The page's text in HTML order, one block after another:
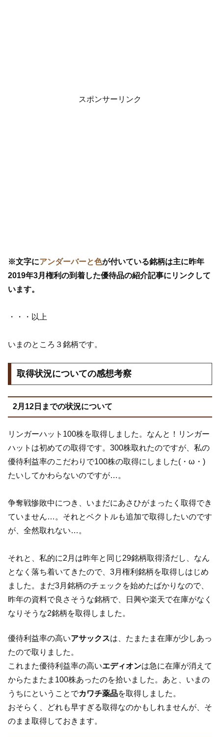
スポンサーリンク
※文字にアンダーバーと色が付いている銘柄は主に昨年
2019年3月権利の到着した優待品の紹介記事にリンクして
います。
・・・以上
いまのところ３銘柄です。
取得状況についての感想考察
2月12日までの状況について
リンガーハット100株を取得しました。なんと！リンガー
ハットは初めての取得です。300株取れたのですが、私の
優待利益率のこだわりで100株の取得にしました(・ω・)
たいしてかわらないのですが…。
争奪戦惨敗中につき、いまだにあさひがまったく取得でき
ていません…。それとベクトルも追加で取得したいのです
が、全然取れない…。
それと、私的に2月は昨年と同じ29銘柄取得済だし、なん
となく落ち着いてきたので、3月権利銘柄を取得しはじめ
ました。まだ3月銘柄のチェックを始めたばかりなので、
昨年の資料で良さそうな銘柄で、日興や楽天で在庫がなく
なりそうな2銘柄を取得しました。
優待利益率の高いアサックスは、たまたま在庫が少しあっ
たので取りました。
これまた優待利益率の高いエディオンは急に在庫が消えて
からたまたま100株あったのを拾いました。あと、いまの
うちにということでカワチ薬品を取得しました。
おそらく、どれも早すぎる取得なのかもしれませんが、そ
のまま取得しておきます。